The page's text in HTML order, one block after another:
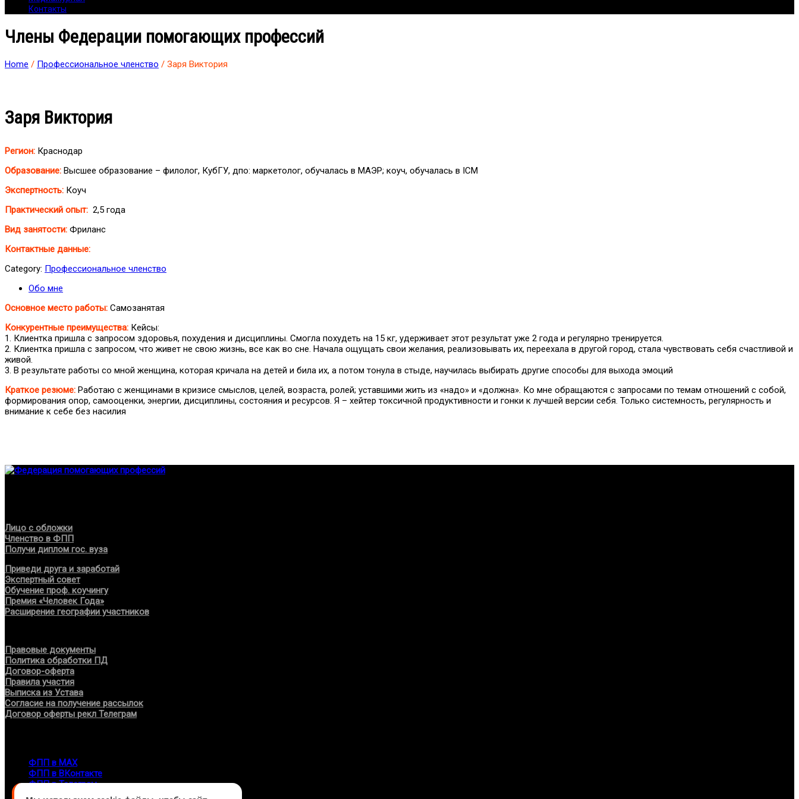
Контакты
Члены Федерации помогающих профессий
Home / Профессиональное членство / Заря Виктория
Заря Виктория
Регион: Краснодар
Образование: Высшее образование – филолог, КубГУ, дпо: маркетолог, обучалась в МАЭР; коуч, обучалась в ICM
Экспертность: Коуч
Практический опыт: 2,5 года
Вид занятости: Фриланс
Контактные данные:
Category: Профессиональное членство
Обо мне
Основное место работы: Самозанятая
Конкурентные преимущества: Кейсы:
1. Клиентка пришла с запросом здоровья, похудения и дисциплины. Смогла похудеть на 15 кг, удерживает этот результат уже 2 года и регулярно тренируется.
2. Клиентка пришла с запросом, что живет не свою жизнь, все как во сне. Начала ощущать свои желания, реализовывать их, переехала в другой город, стала чувствовать себя счастливой и
живой.
3. В результате работы со мной женщина, которая кричала на детей и била их, а потом тонула в стыде, научилась выбирать другие способы для выхода эмоций
Краткое резюме: Работаю с женщинами в кризисе смыслов, целей, возраста, ролей; уставшими жить из «надо» и «должна». Ко мне обращаются с запросами по темам отношений с собой,
формирования опор, самооценки, энергии, дисциплины, состояния и ресурсов. Я – хейтер токсичной продуктивности и гонки к лучшей версии себя. Только системность, регулярность и
внимание к себе без насилия
Лицо с обложки
Членство в ФПП
Получи диплом гос. вуза
Приведи друга и заработай
Экспертный совет
Обучение проф. коучингу
Премия «Человек Года»
Расширение географии участников
Правовые документы
Политика обработки ПД
Договор-оферта
Правила участия
Выписка из Устава
Согласие на получение рассылок
Договор оферты рекл Телеграм
ФПП в МАХ
ФПП в ВКонтакте
ФПП в Телеграм
Москва, м.о. Арбат, пер. Романов,3